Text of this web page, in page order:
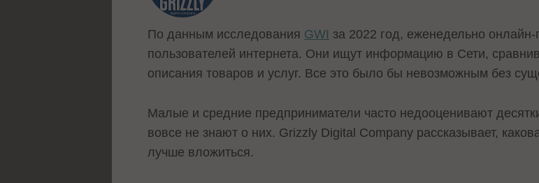
По данным исследования GWI за 2022 год, еженедельно
пользователей интернета. Они ищут информацию в Сети,
описания товаров и услуг. Все это было бы невозможным без
Малые и средние предприниматели часто недооценивают
вовсе не знают о них. Grizzly Digital Company рассказывает,
лучше вложиться.